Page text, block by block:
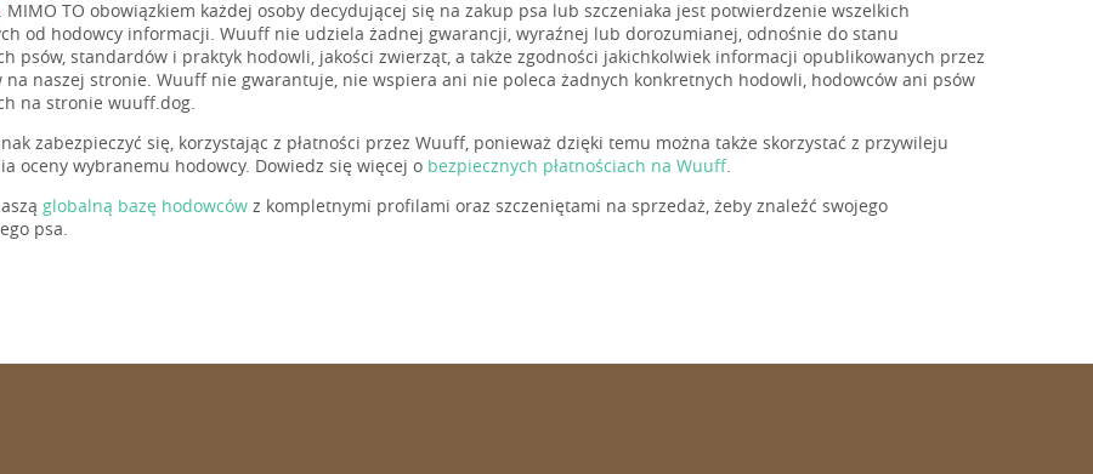
. MIMO TO obowiązkiem każdej osoby decydującej się na zakup psa lub szczeniaka jest potwierdzenie wszelkich
od hodowcy informacji. Wuuff nie udziela żadnej gwarancji, wyraźnej lub dorozumianej, odnośnie do stanu
psów, standardów i praktyk hodowli, jakości zwierząt, a także zgodności jakichkolwiek informacji opublikowanych przez
na naszej stronie. Wuuff nie gwarantuje, nie wspiera ani nie poleca żadnych konkretnych hodowli, hodowców ani psów
na stronie wuuff.dog.
zabezpieczyć się, korzystając z płatności przez Wuuff, ponieważ dzięki temu można także skorzystać z przywileju
oceny wybranemu hodowcy. Dowiedz się więcej o bezpiecznych płatnościach na Wuuff.
globalną bazę hodowców z kompletnymi profilami oraz szczeniętami na sprzedaż, żeby znaleźć swojego
psa.